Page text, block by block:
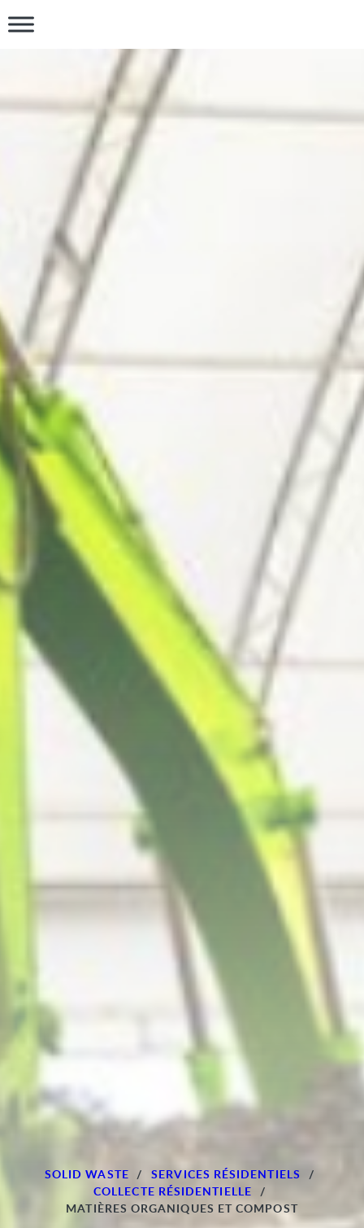
SOLID WASTE / SERVICES RÉSIDENTIELS
/
COLLECTE RÉSIDENTIELLE
/
MATIÈRES ORGANIQUES ET COMPOST